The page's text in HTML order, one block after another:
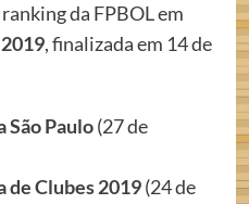
da FPBOL em
, finalizada em 14 de
São Paulo(27 de
de Clubes 2019(24 de